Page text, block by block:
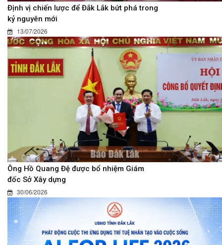
Định vị chiến lược để Đắk Lắk bứt phá trong
kỷ nguyên mới
13/07/2026
Ông Hồ Quang Đệ được bổ nhiệm Giám
đốc Sở Xây dựng
30/06/2026